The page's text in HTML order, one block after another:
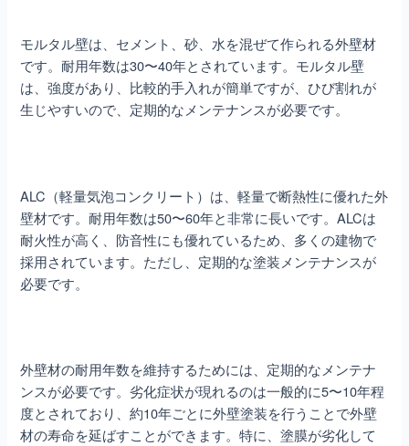
モルタル壁は、セメント、砂、水を混ぜて作られる外壁材
です。耐用年数は30〜40年とされています。モルタル壁
は、強度があり、比較的手入れが簡単ですが、ひび割れが
生じやすいので、定期的なメンテナンスが必要です。
ALC（軽量気泡コンクリート）は、軽量で断熱性に優れた外
壁材です。耐用年数は50〜60年と非常に長いです。ALCは
耐火性が高く、防音性にも優れているため、多くの建物で
採用されています。ただし、定期的な塗装メンテナンスが
必要です。
外壁材の耐用年数を維持するためには、定期的なメンテナ
ンスが必要です。劣化症状が現れるのは一般的に5〜10年程
度とされており、約10年ごとに外壁塗装を行うことで外壁
材の寿命を延ばすことができます。特に、塗膜が劣化して